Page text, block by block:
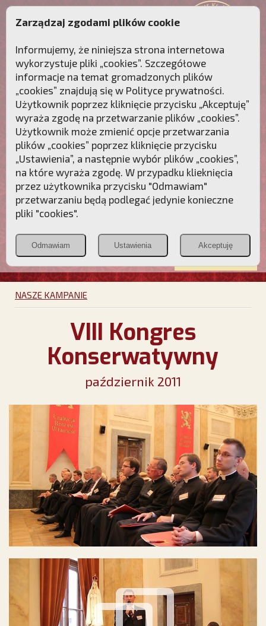
Przebudźmy sumienia Polaków!
Polonia
Christiana
PCh24.pl
Przymierze
POZNAJ APOSTOLAT FATIMY WESPRZYJ
NAS
NASZE KAMPANIE
VIII Kongres
Konserwatywny
październik 2011
Zarządzaj zgodami plików cookie
Informujemy, że niniejsza strona internetowa
wykorzystuje pliki „cookies”. Szczegółowe
informacje na temat gromadzonych plików
„cookies” znajdują się w Polityce prywatności.
Użytkownik poprzez kliknięcie przycisku „Akceptuję”
wyraża zgodę na przetwarzanie plików „cookies”.
Użytkownik może zmienić opcje przetwarzania
plików „cookies” poprzez kliknięcie przycisku
„Ustawienia”, a następnie wybór plików „cookies”,
na które wyraża zgodę. W przypadku klieknięcia
przez użytkownika przycisku "Odmawiam"
przetwarzaniu będą podlegać jedynie konieczne
pliki "cookies".
Odmawiam Ustawienia Akceptuję